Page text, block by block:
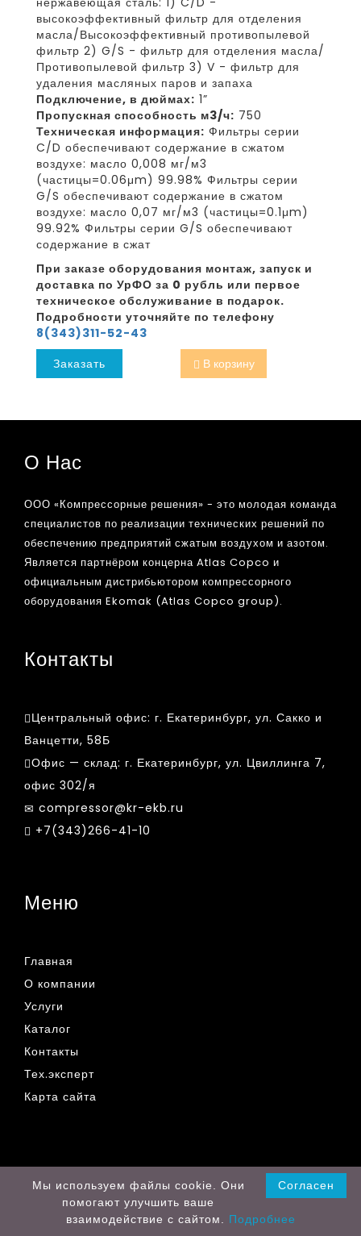
высокоэффективный фильтр для отделения
масла/Высокоэффективный противопылевой
фильтр 2) G/S - фильтр для отделения масла/
Противопылевой фильтр 3) V - фильтр для
удаления масляных паров и запаха
Подключение, в дюймах: 1”
Пропускная способность м3/ч: 750
Техническая информация: Фильтры серии
C/D обеспечивают содержание в сжатом
воздухе: масло 0,008 мг/м3
(частицы=0.06μm) 99.98% Фильтры серии
G/S обеспечивают содержание в сжатом
воздухе: масло 0,07 мг/м3 (частицы=0.1μm)
99.92% Фильтры серии G/S обеспечивают
содержание в сжат
При заказе оборудования монтаж, запуск и
доставка по УрФО за 0 рубль или первое
техническое обслуживание в подарок.
Подробности уточняйте по телефону
8(343)311-52-43
Заказать
В корзину
О Нас
ООО «Компрессорные решения» - это молодая команда
специалистов по реализации технических решений по
обеспечению предприятий сжатым воздухом и азотом.
Является партнёром концерна Atlas Copco и
официальным дистрибьютором компрессорного
оборудования Ekomak (Atlas Copco group).
Контакты
Центральный офис: г. Екатеринбург, ул. Сакко и
Ванцетти, 58Б
Офис — склад: г. Екатеринбург, ул. Цвиллинга 7,
офис 302/я
compressor@kr-ekb.ru
+7(343)266-41-10
Меню
Главная
О компании
Услуги
Каталог
Контакты
Тех.эксперт
Карта сайта
Согласен
Мы используем файлы cookie. Они
помогают улучшить ваше
взаимодействие с сайтом. Подробнее